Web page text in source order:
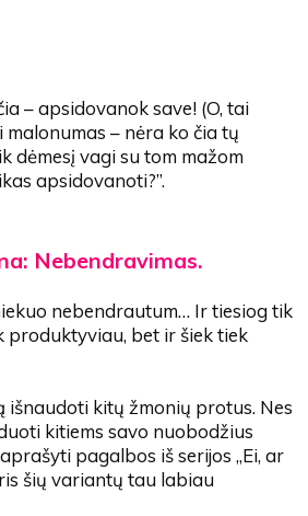
– apsidovanok save! (O, tai
malonumas – nėra ko čia tų
dėmesį vagi su tom mažom
apsidovanoti?”.
Nebendravimas.
nebendrautum… Ir tiesiog tik
produktyviau, bet ir šiek tiek
išnaudoti kitų žmonių protus. Nes
kitiems savo nuobodžius
pagalbos iš serijos „Ei, ar
šių variantų tau labiau